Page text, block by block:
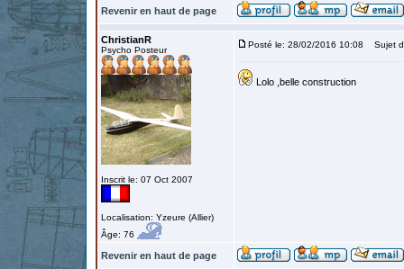
Revenir en haut de page
ChristianR
Psycho Posteur
Inscrit le: 07 Oct 2007
Localisation: Yzeure (Allier)
Âge: 76
Posté le: 28/02/2016 10:08 Sujet
Lolo ,belle construction
Revenir en haut de page